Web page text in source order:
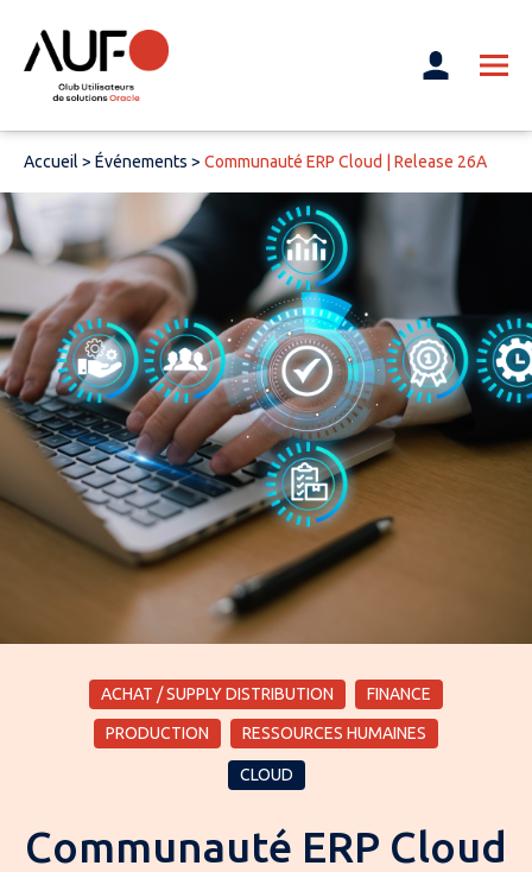
Accueil > Événements > Communauté ERP Cloud | Release 26A
ACHAT / SUPPLY DISTRIBUTION FINANCE
PRODUCTION RESSOURCES HUMAINES
CLOUD
Communauté ERP Cloud